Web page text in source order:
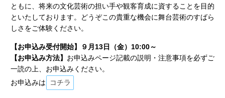
ともに、将来の文化芸術の担い手や観客育成に資することを目的
といたしております。どうぞこの貴重な機会に舞台芸術のすばら
しさをご体験ください。
【お申込み受付開始】９月13日（金）10:00～
【お申込み方法】 お申込みページ記載の説明・注意事項を必ずご
一読の上、お申込みください。
お申込みは
コチラ